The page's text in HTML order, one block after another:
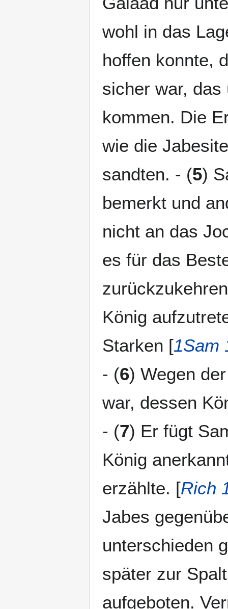
wohl in das
hoffen konnte,
sicher war,
kommen. Die
wie die
sandten. - (5)
bemerkt und
nicht an das
es für das
König
Starken [1Sam
- (6) Wegen
war, dessen
- (7) Er fügt
König
erzählte. [Rich
Jabes
unterschieden
später zur
aufgeboten.